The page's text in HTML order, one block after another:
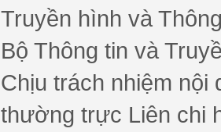
Truyền hình và
Bộ Thông tin và
Chịu trách nhiệm nội
thường trực Liên chi